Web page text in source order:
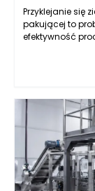
Przyklejanie się
pakującej to
efektywność
ziemi oraz
lub zbyt
których
powinny być w
odpowiednie
zrozumienie
znalezienia